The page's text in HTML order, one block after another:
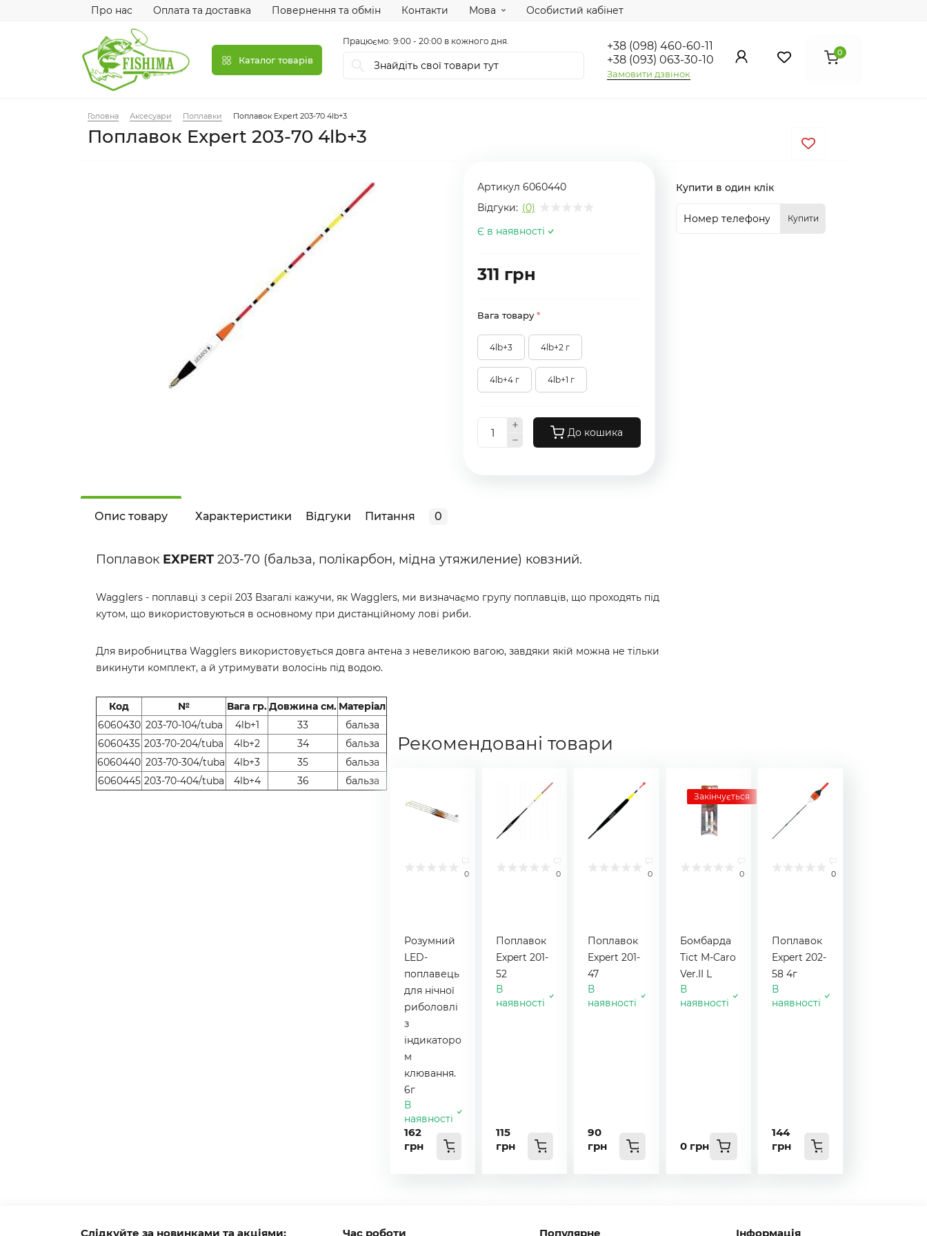
Про нас Оплата та доставка Повернення та обмін Контакти Мова Особистий кабінет
Каталог товарів
Працюємо: 9:00 - 20:00 в кожного дня.
+38 (098) 460-60-11
+38 (093) 063-30-10
Замовити дзвінок
0
Головна Аксесуари Поплавки Поплавок Expert 203-70 4lb+3
Поплавок Expert 203-70 4lb+3
Артикул 6060440
Відгуки: (0)
Є в наявності
311 грн
Вага товару*
4lb+3 4lb+2 г
4lb+4 г 4lb+1 г
До кошика
Купити в один клік
Купити
Опис товару Характеристики Відгуки Питання 0
Поплавок EXPERT 203-70 (бальза, полікарбон, мідна утяжиление) ковзний.
Wagglers - поплавці з серії 203 Взагалі кажучи, як Wagglers, ми визначаємо групу поплавців, що проходять під
кутом, що використовуються в основному при дистанційному лові риби.
Для виробництва Wagglers використовується довга антена з невеликою вагою, завдяки якій можна не тільки
викинути комплект, а й утримувати волосінь під водою.
Код № Вага гр.Довжина см. Матеріал
6060430 203-70-104/tuba 4lb+1 33
бальза
6060435 203-70-204/tuba 4lb+2 34
бальза
6060440 203-70-304/tuba 4lb+3 35
бальза
6060445 203-70-404/tubа 4lb+4 36 бальза
Рекомендовані товари
0
Розумний
LED-
поплавець
для нічної
риболовлі
з
індикаторо
м
клювання.
6г
В
наявності
162
грн
0
Поплавок
Expert 201-
52
В
наявності
115
грн
0
Поплавок
Expert 201-
47
В
наявності
90
грн
Закінчується
0
Бомбарда
Tict M-Caro
Ver.II L
В
наявності
0 грн
0
Поплавок
Expert 202-
58 4г
В
наявності
144
грн
Слідкуйте за новинками та акціями: Час роботи Популярне Інформація